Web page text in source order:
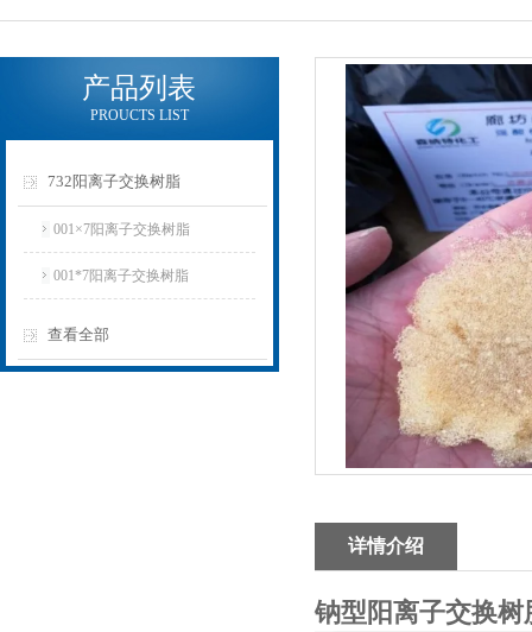
产品列表
PROUCTS LIST
732阳离子交换树脂
001×7阳离子交换树脂
001*7阳离子交换树脂
查看全部
详情介绍
钠型阳离子交换